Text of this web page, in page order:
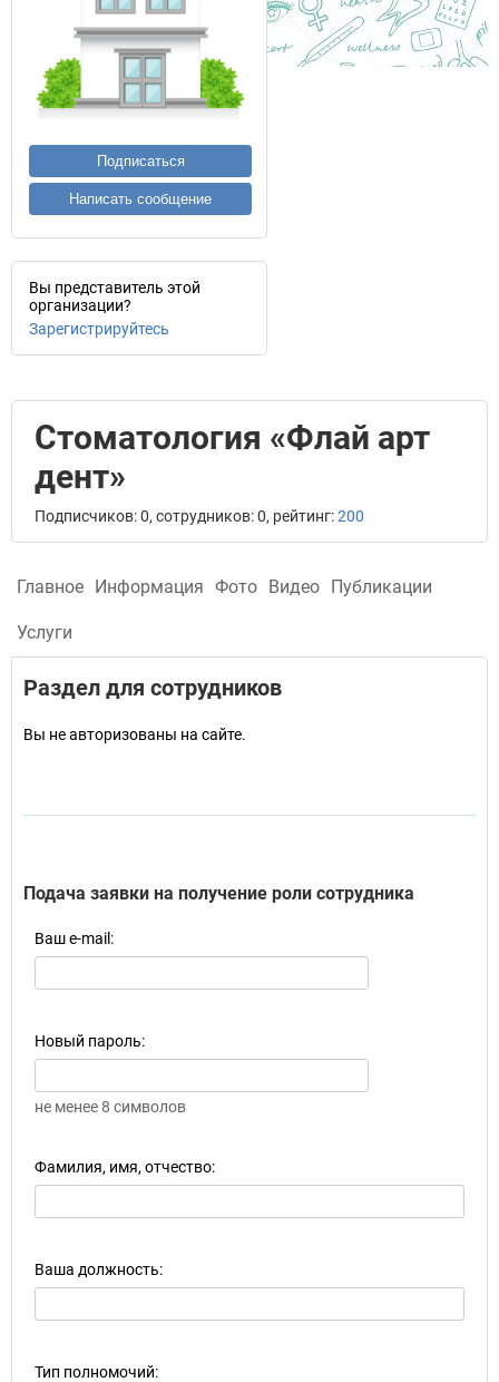
Подписаться
Написать сообщение
Вы представитель этой
организации?
Зарегистрируйтесь
Стоматология «Флай арт
дент»
Подписчиков: 0, сотрудников: 0, рейтинг:200
Главное Информация Фото Видео Публикации
Услуги
Раздел для сотрудников
Вы не авторизованы на сайте.
Подача заявки на получение роли сотрудника
Ваш e-mail:
Новый пароль:
не менее 8 символов
Фамилия, имя, отчество:
Ваша должность:
Тип полномочий: